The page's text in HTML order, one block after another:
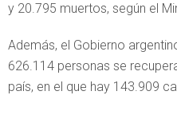
y 20.795 muertos, según el
Además, el Gobierno
626.114 personas se
país, en el que hay 143.909